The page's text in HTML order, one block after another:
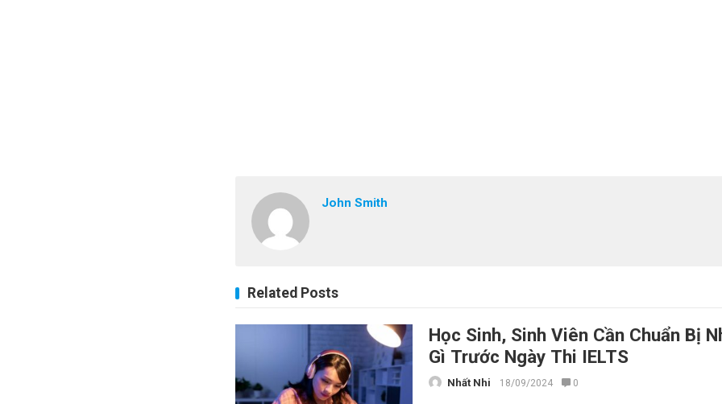
John Smith
Related Posts
Học Sinh, Sinh Viên Cần Chuẩn Bị
Gì Trước Ngày Thi IELTS
Nhất Nhi 18/09/2024 0